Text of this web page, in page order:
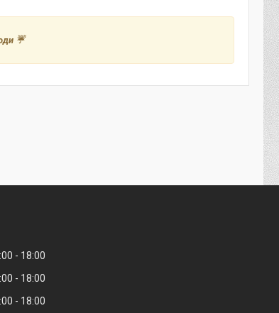
☔
18:00
18:00
18:00